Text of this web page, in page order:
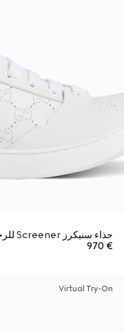
حذاء سنيكرز Screener للرجال
€ 970
Virtual Try-On